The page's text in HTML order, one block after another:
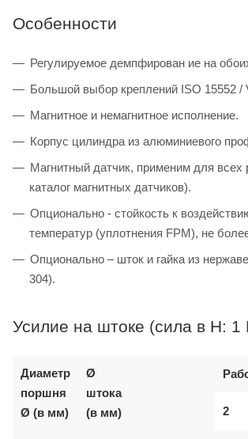
Особенности
Регулируемое демпфирован ие на
Большой выбор креплений ISO 15552 /
Магнитное и немагнитное исполнение.
Корпус цилиндра из алюминиевого
Магнитный датчик, применим для всех
каталог магнитных датчиков).
Опционально - стойкость к
температур (уплотнения FPM), не
Опционально – шток и гайка из
304).
Усилие на штоке (сила в Н: 1
Диаметр
поршня
Ø (в мм)
Ø
штока
(в мм)
2